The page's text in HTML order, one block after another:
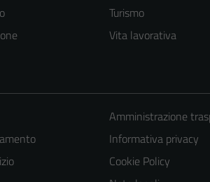
Turismo
Vita lavorativa
Amministrazione
Informativa privacy
Cookie Policy